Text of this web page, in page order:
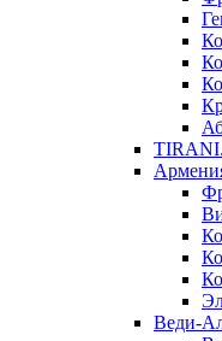
Веди-